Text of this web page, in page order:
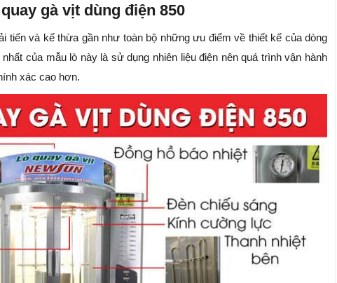
gà vịt dùng điện 850
tiến và kế thừa gần như toàn bộ những ưu điểm về thiết kế của dòng
của mẫu lò này là sử dụng nhiên liệu điện nên quá trình vận hành
xác cao hơn.